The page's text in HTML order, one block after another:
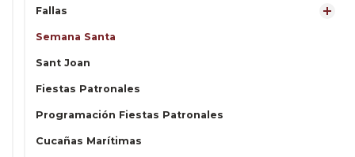
Fallas
Semana Santa
Sant Joan
Fiestas Patronales
Programación Fiestas Patronales
Cucañas Marítimas